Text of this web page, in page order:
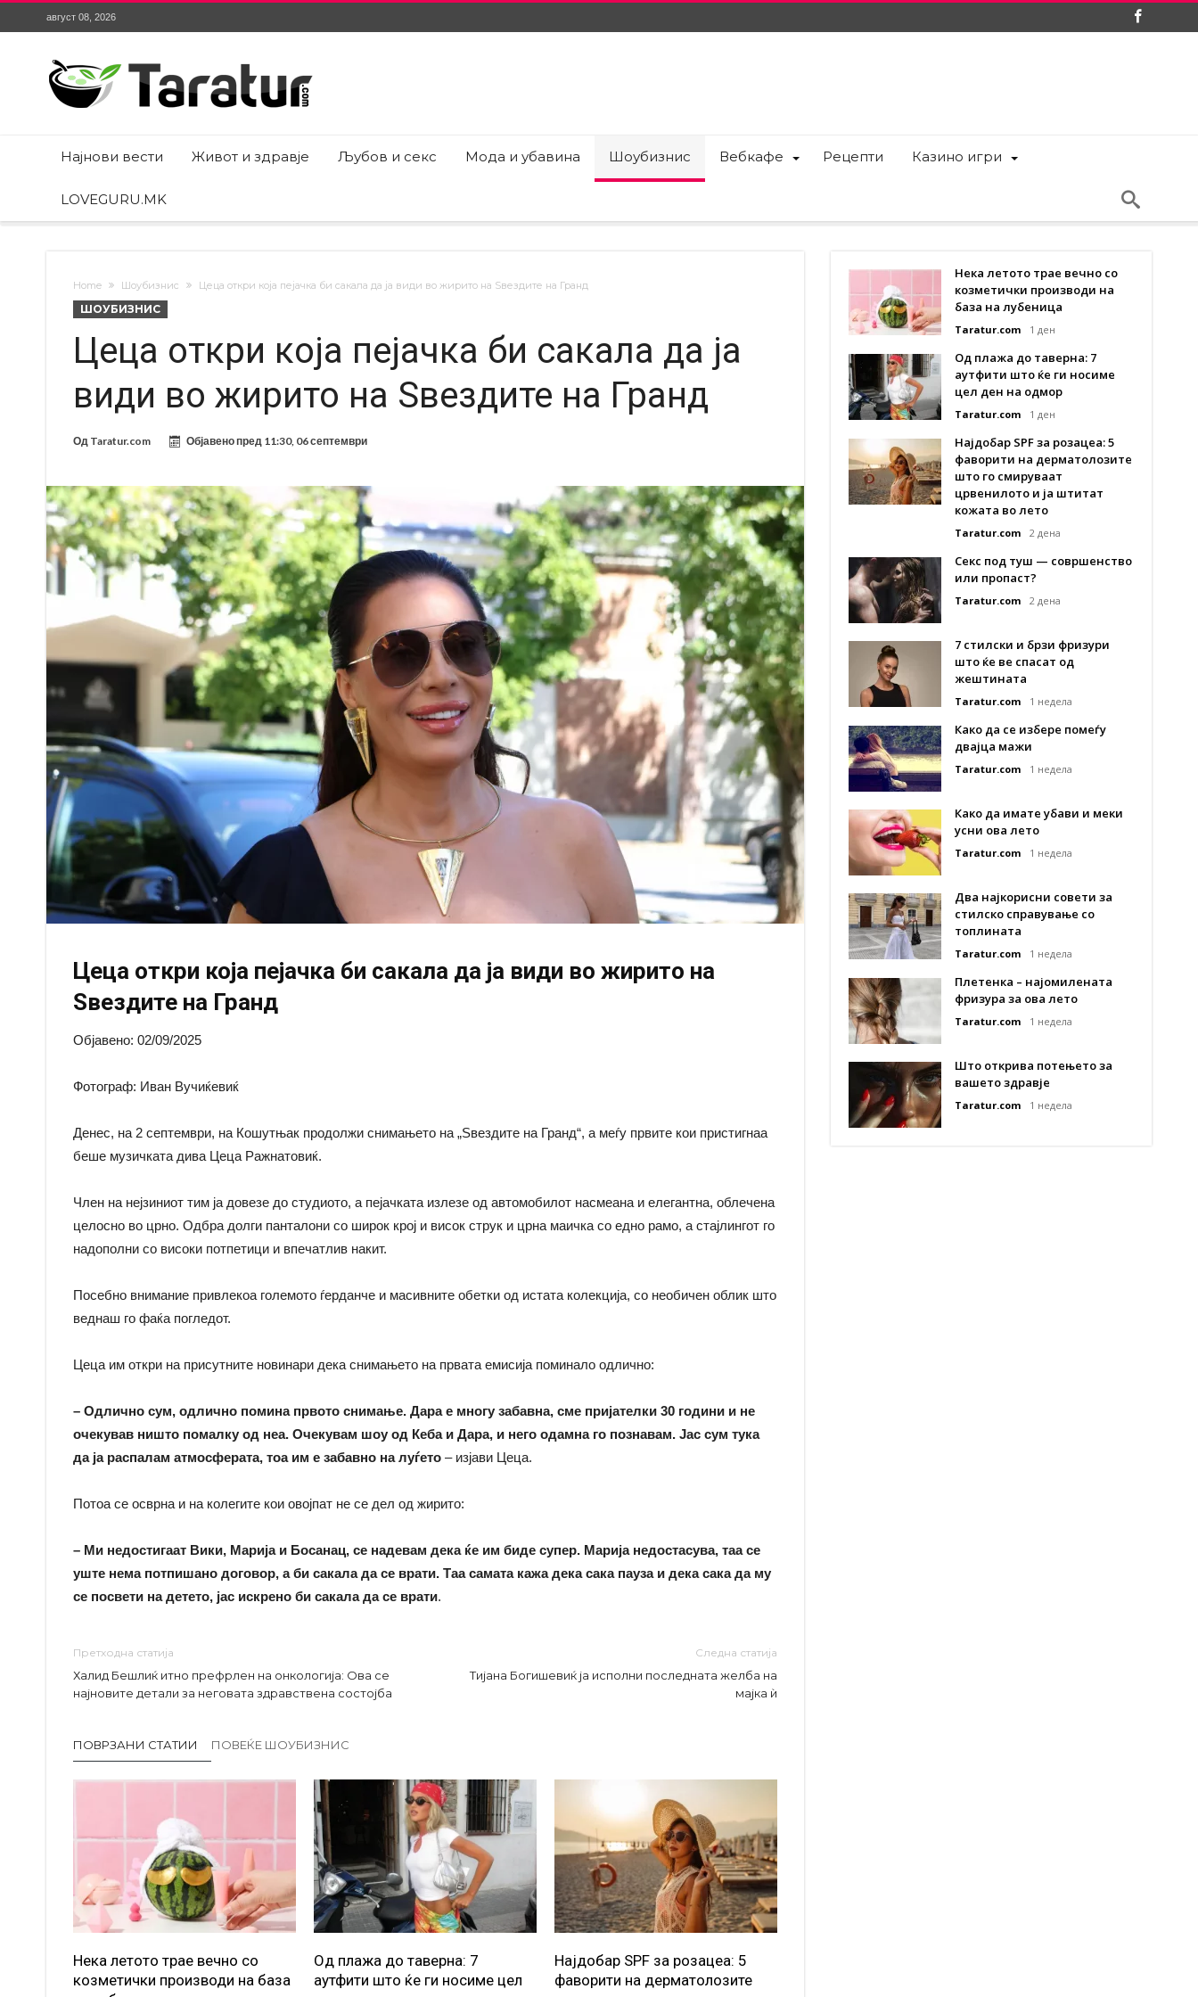
август 08, 2026
Најнови вести Живот и здравје Љубов и секс Мода и убавина Шоубизнис Вебкафе Рецепти Казино игри
LOVEGURU.MK
Home Шоубизнис Цеца откри која пејачка би сакала да ја види во жирито на Ѕвездите на Гранд
ШОУБИЗНИС
Цеца откри која пејачка би сакала да ја
види во жирито на Ѕвездите на Гранд
Од Taratur.com Објавено пред 11:30, 06 септември
Цеца откри која пејачка би сакала да ја види во жирито на
Ѕвездите на Гранд
Објавено: 02/09/2025
Фотограф: Иван Вучиќевиќ
Денес, на 2 септември, на Кошутњак продолжи снимањето на „Ѕвездите на Гранд“, а меѓу првите кои пристигнаа
беше музичката дива Цеца Ражнатовиќ.
Член на нејзиниот тим ја довезе до студиото, а пејачката излезе од автомобилот насмеана и елегантна, облечена
целосно во црно. Одбра долги панталони со широк крој и висок струк и црна маичка со едно рамо, а стајлингот го
надополни со високи потпетици и впечатлив накит.
Посебно внимание привлекоа големото ѓерданче и масивните обетки од истата колекција, со необичен облик што
веднаш го фаќа погледот.
Цеца им откри на присутните новинари дека снимањето на првата емисија поминало одлично:
– Одлично сум, одлично помина првото снимање. Дара е многу забавна, сме пријателки 30 години и не
очекував ништо помалку од неа. Очекувам шоу од Кеба и Дара, и него одамна го познавам. Јас сум тука
да ја распалам атмосферата, тоа им е забавно на луѓето – изјави Цеца.
Потоа се осврна и на колегите кои овојпат не се дел од жирито:
– Ми недостигаат Вики, Марија и Босанац, се надевам дека ќе им биде супер. Марија недостасува, таа се
уште нема потпишано договор, а би сакала да се врати. Таа самата кажа дека сака пауза и дека сака да му
се посвети на детето, јас искрено би сакала да се врати.
Претходна статија
Халид Бешлиќ итно префрлен на онкологија: Ова се
најновите детали за неговата здравствена состојба
Следна статија
Тијана Богишевиќ ја исполни последната желба на
мајка ѝ
ПОВРЗАНИ СТАТИИ ПОВЕЌЕ ШОУБИЗНИС
Нека летото трае вечно со
козметички производи на база
Од плажа до таверна: 7
аутфити што ќе ги носиме цел
Најдобар SPF за розацеа: 5
фаворити на дерматолозите
Нека летото трае вечно со
козметички производи на
база на лубеница
Taratur.com 1 ден
Од плажа до таверна: 7
аутфити што ќе ги носиме
цел ден на одмор
Taratur.com 1 ден
Најдобар SPF за розацеа: 5
фаворити на дерматолозите
што го смируваат
црвенилото и ја штитат
кожата во лето
Taratur.com 2 дена
Секс под туш — совршенство
или пропаст?
Taratur.com 2 дена
7 стилски и брзи фризури
што ќе ве спасат од
жештината
Taratur.com 1 недела
Како да се избере помеѓу
двајца мажи
Taratur.com 1 недела
Како да имате убави и меки
усни ова лето
Taratur.com 1 недела
Два најкорисни совети за
стилско справување со
топлината
Taratur.com 1 недела
Плетенка – најомилената
фризура за ова лето
Taratur.com 1 недела
Што открива потењето за
вашето здравје
Taratur.com 1 недела